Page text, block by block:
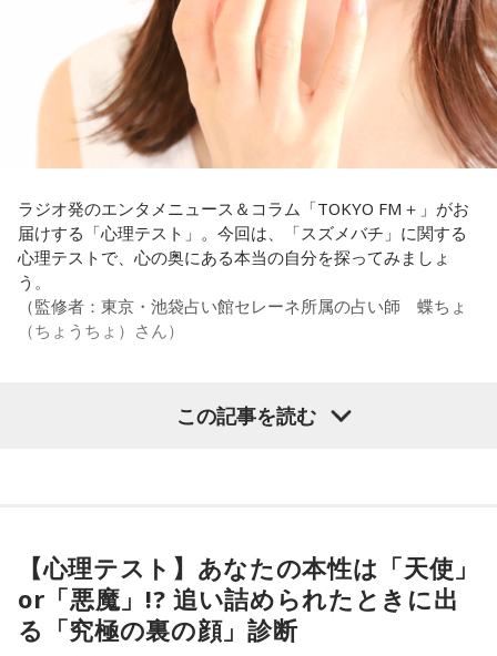
なことを言うのもあれですけど、（ぐりんぴーすさんが）ど
ういう先輩か分かっていないんだと思います」と正直に語り
ます。
それを受け、有吉は「でもさ、この世界に入ったら俺だって
（若手の頃は）誰か分からない人にも一応挨拶するじゃな
い？ 何があるか分からないからさ」と持論を語ります。その
間は時代的に増えていますね」とリアルな実情を明かしま
す。
また、有吉は「吉本（興業）は縦がちゃんとしているじゃ
ん。それは養成所でもそういう教えがあるんだろうし、先輩
からも受け継がれるからだと思うんだよね」と他事務所と比
番組Webサイト： https://jfn-pods.com/program/27400
音声コンテンツプラットフォーム「JFN Pods」ではスペシャ
ル音声も配信中！
ラジオ発のエンタメニュース＆コラム「TOKYO FM＋」がお
届けする「心理テスト」。今回は、「スズメバチ」に関する
心理テストで、心の奥にある本当の自分を探ってみましょ
う。
（監修者：東京・池袋占い館セレーネ所属の占い師 蝶ちょ
（ちょうちょ）さん）
ました。
それは何でしたか？次の中から近いものを1つ選んでくださ
い。
この記事を読む
【心理テスト】あなたの本性は「天使」
or「悪魔」!? 追い詰められたときに出
る「究極の裏の顔」診断